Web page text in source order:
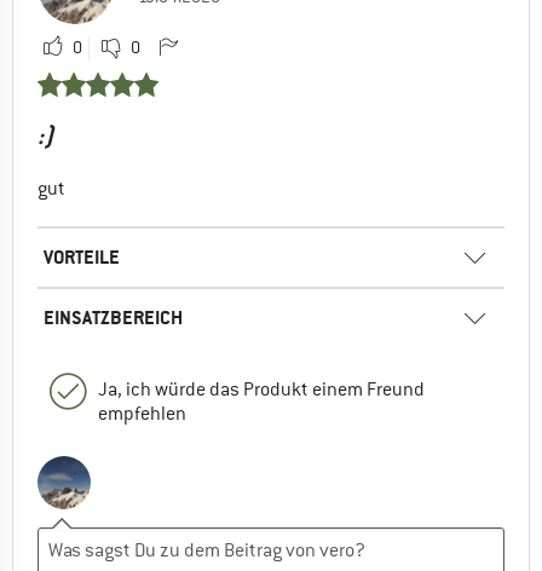
0 0
:)
gut
VORTEILE
EINSATZBEREICH
Ja, ich würde das Produkt einem Freund
empfehlen